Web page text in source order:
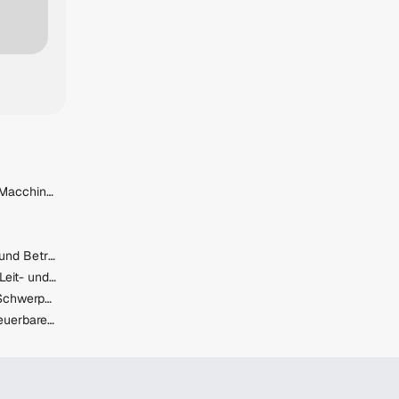
Cablatore Elettrico Junior Macchinari Industriali (f/m/x)
Elektrotechnik - Anlagen- und Betriebstechnik (Modul) - Krenhof GmbH
Servicefacharbeiter:innen Leit- und Sicherungstechnik (Weichensysteme)
Lehrling Einzelhandel mit Schwerpunkt Feinkost (m/w/d)
Elektroinstallateur*in - Erneuerbare Energien